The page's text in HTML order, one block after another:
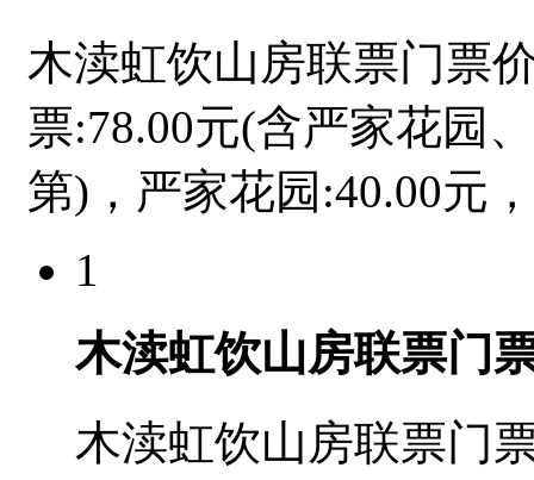
木渎虹饮山房联票门票
票:78.00元(含严家花园
第)，严家花园:40.00元
1
木渎虹饮山房联票门
木渎虹饮山房联票门